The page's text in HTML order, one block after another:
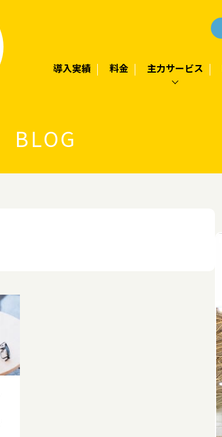
導入実績 料金 主力サービス
BLOG